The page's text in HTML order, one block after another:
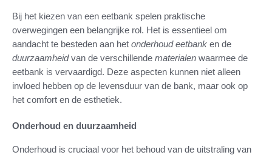
Bij het kiezen van een eetbank spelen praktische
overwegingen een belangrijke rol. Het is essentieel om
aandacht te besteden aan het onderhoud eetbank en de
duurzaamheidvan de verschillende materialen waarmee de
eetbank is vervaardigd. Deze aspecten kunnen niet alleen
invloed hebben op de levensduur van de bank, maar ook op
het comfort en de esthetiek.
Onderhoud en duurzaamheid
Onderhoud is cruciaal voor het behoud van de uitstraling van